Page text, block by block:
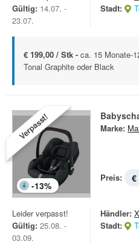
Gültig: 14.07. -
23.07.
Stadt:
€ 199,00 / Stk - ca. 15 Monate-
Tonal Graphite oder Black
Verpasst!
-13%
Marke:
Preis: €
Leider verpasst!
Gültig: 25.08. -
03.09.
Händler:
Stadt: